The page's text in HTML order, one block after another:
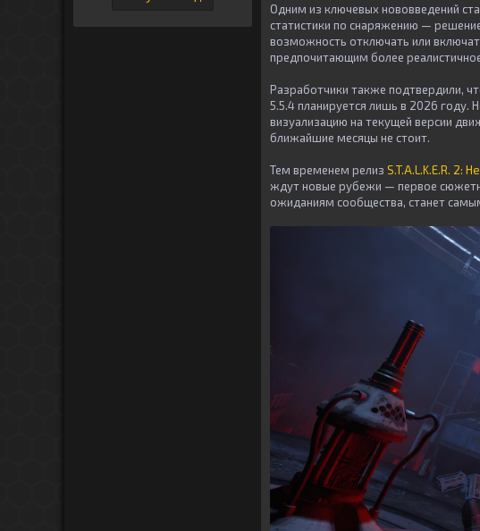
Одним из ключевых нововведений
статистики по снаряжению —
возможность отключать или
предпочитающим более
Разработчики также подтвердили,
5.5.4 планируется лишь в 2026 году.
визуализацию на текущей версии
ближайшие месяцы не стоит.
Тем временем релиз S.T.A.L.K.E.R. 2:
ждут новые рубежи — первое
ожиданиям сообщества, станет